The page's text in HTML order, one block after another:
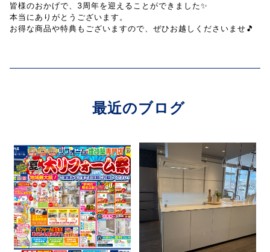
皆様のおかげで、3周年を迎えることができました✨
本当にありがとうございます。
お得な商品や特典もございますので、ぜひお越しくださいませ🎵
最近のブログ